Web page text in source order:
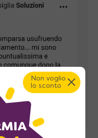
Non voglio
lo sconto